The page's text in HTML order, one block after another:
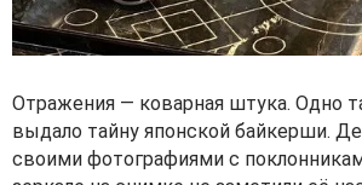
Отражения — коварная штука. Одно
выдало тайну японской байкерши.
своими фотографиями с